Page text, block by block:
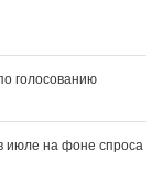
голосованию
июле на фоне спроса